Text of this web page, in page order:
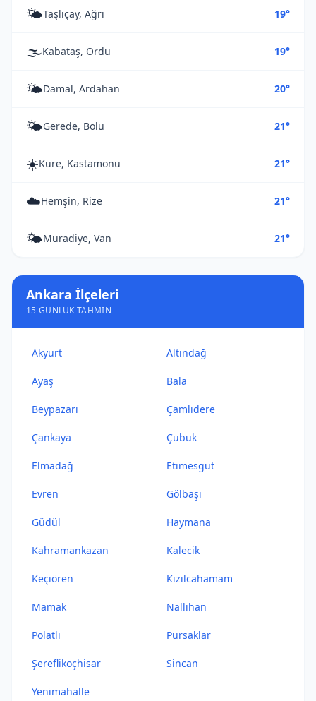
🌤️Taşlıçay, Ağrı 19°
🌫️Kabataş, Ordu 19°
🌤️Damal, Ardahan 20°
🌤️Gerede, Bolu 21°
☀️Küre, Kastamonu 21°
☁️Hemşin, Rize 21°
🌤️Muradiye, Van 21°
Ankara İlçeleri
15 GÜNLÜK TAHMIN
Akyurt Altındağ
Ayaş Bala
Beypazarı Çamlıdere
Çankaya Çubuk
Elmadağ Etimesgut
Evren Gölbaşı
Güdül Haymana
Kahramankazan Kalecik
Keçiören Kızılcahamam
Mamak Nallıhan
Polatlı Pursaklar
Şereflikoçhisar Sincan
Yenimahalle